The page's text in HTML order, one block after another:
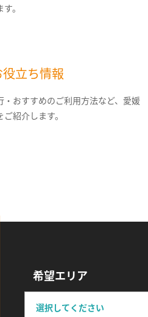
。
立ち情報
おすすめのご利用方法など、愛媛
紹介します。
希望エリア